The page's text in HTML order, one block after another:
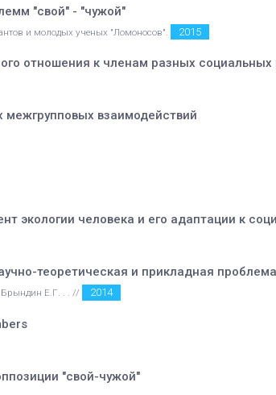
"свой" - "чужой"
и молодых ученых "Ломоносов". 2015
отношения к членам разных социальных
межгрупповых взаимодействий
экологии человека и его адаптации к
теоретическая и прикладная
Е.Г. . . // 2014
"свой-чужой"